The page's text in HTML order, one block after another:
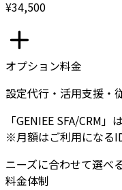
¥34,500
オプション料金
設定代行・活用支援・
「GENIEE SFA/CRM
※月額はご利用になる
ニーズに合わせて選べ
料金体制